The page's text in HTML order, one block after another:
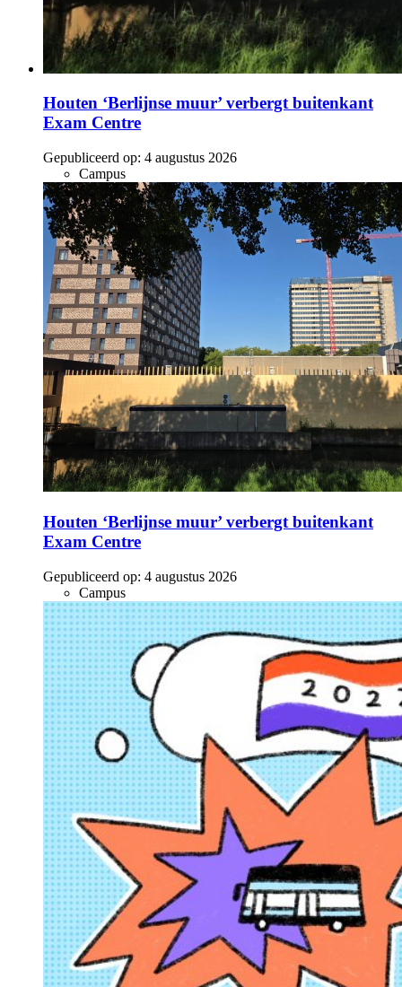
Houten ‘Berlijnse muur’ verbergt buitenkant
Exam Centre
Gepubliceerd op: 4 augustus 2026
Campus
Houten ‘Berlijnse muur’ verbergt buitenkant
Exam Centre
Gepubliceerd op: 4 augustus 2026
Campus